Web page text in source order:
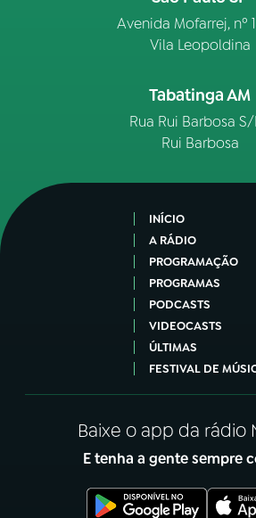
Avenida Mofarrej, nº
Vila Leopoldina
Tabatinga AM
Rua Rui Barbosa S/
Rui Barbosa
INÍCIO
A RÁDIO
PROGRAMAÇÃO
PROGRAMAS
PODCASTS
VIDEOCASTS
ÚLTIMAS
FESTIVAL DE
Baixe o app da rádio
E tenha a gente sempre